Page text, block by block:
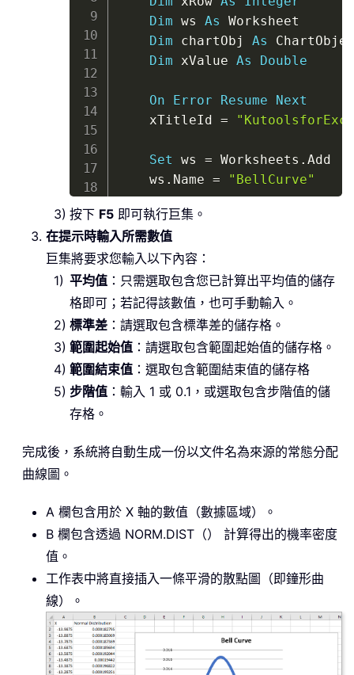
Dim ws As Worksheet
Dim chartObj As
Dim xValue As Double
On Error Resume
Next
    xTitleId
=
Set ws = Worksheets . Add
    ws
. Name = "BellCurve"
    xMean
=
    xStdev
    xStart
=
    xEnd
= Application.
    xStep
= Application
    ws
.Range("A1:B1") .Value
    xRow
= 2
For xValue = xStart To
        xRow
= xRow + 1
Set chartObj = ws
With chartObj.Chart
.SetSourceData Source
.ChartTitle.Text =
.Axes(xlCategory).
.Axes(xlCategory
按下 F5 即可執行巨集。
在提示時輸入所需數值
巨集將要求您輸入以下內容：
平均值 ：只需選取包含您已計算出平均值的儲存
格即可；若記得該數值，也可手動輸入。
標準差 ：請選取包含標準差的儲存格。
範圍起始值 ：請選取包含範圍起始值的儲存格。
範圍結束值 ：選取包含範圍結束值的儲存格
步階值 ：輸入 1 或 0.1，或選取包含步階值的儲
存格。
完成後，系統將自動生成一份以文件名為來源的常態分配
曲線圖。
A 欄包含用於 X 軸的數值（數據區域）。
B 欄包含透過 NORM.DIST（） 計算得出的機率密度
值。
工作表中將直接插入一條平滑的散點圖（即鐘形曲
線）。